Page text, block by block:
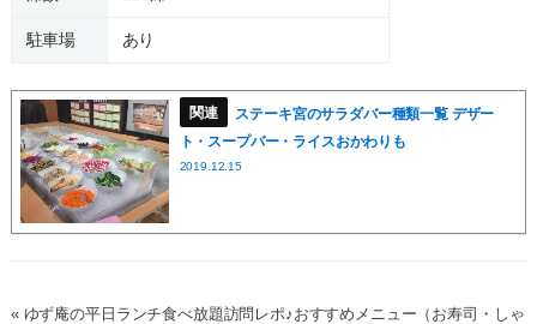
駐車場 あり
ステーキ宮のサラダバー種類一覧 デザー
ト・スープバー・ライスおかわりも
2019.12.15
« ゆず庵の平日ランチ食べ放題訪問レポ♪おすすめメニュー（お寿司・しゃ